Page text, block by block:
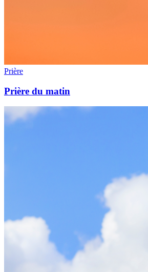
Prière
Prière du matin